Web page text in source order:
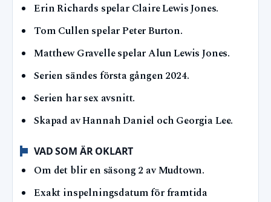
Erin Richards spelar Claire Lewis Jones.
Tom Cullen spelar Peter Burton.
Matthew Gravelle spelar Alun Lewis Jones.
Serien sändes första gången 2024.
Serien har sex avsnitt.
Skapad av Hannah Daniel och Georgia Lee.
VAD SOM ÄR OKLART
Om det blir en säsong 2 av Mudtown.
Exakt inspelningsdatum för framtida